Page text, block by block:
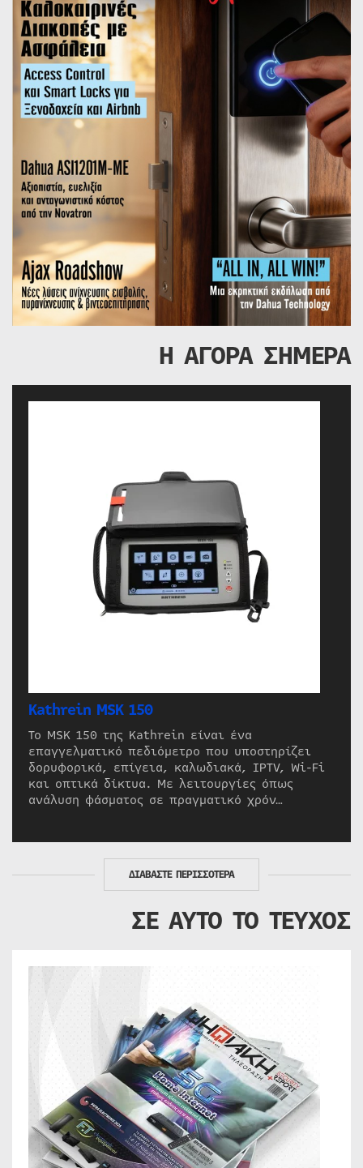
Η ΑΓΟΡΑ ΣΗΜΕΡΑ
Kathrein MSK 150
Το MSK 150 της Kathrein είναι ένα
επαγγελματικό πεδιόμετρο που υποστηρίζει
δορυφορικά, επίγεια, καλωδιακά, IPTV, Wi-Fi
και οπτικά δίκτυα. Με λειτουργίες όπως
ανάλυση φάσματος σε πραγματικό χρόν…
ΔΙΑΒΑΣΤΕ ΠΕΡΙΣΣΟΤΕΡΑ
ΣΕ ΑΥΤΟ ΤΟ ΤΕΥΧΟΣ